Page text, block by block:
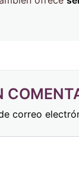
correo